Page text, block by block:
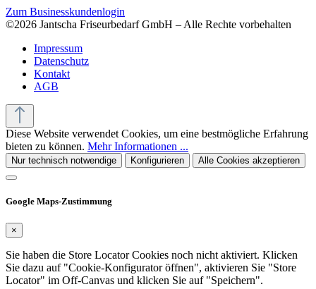
Zum Businesskundenlogin
©2026 Jantscha Friseurbedarf GmbH – Alle Rechte vorbehalten
Impressum
Datenschutz
Kontakt
AGB
Diese Website verwendet Cookies, um eine bestmögliche Erfahrung
bieten zu können. Mehr Informationen ...
Nur technisch notwendige Konfigurieren Alle Cookies akzeptieren
Google Maps-Zustimmung
×
Sie haben die Store Locator Cookies noch nicht aktiviert. Klicken
Sie dazu auf "Cookie-Konfigurator öffnen", aktivieren Sie "Store
Locator" im Off-Canvas und klicken Sie auf "Speichern".